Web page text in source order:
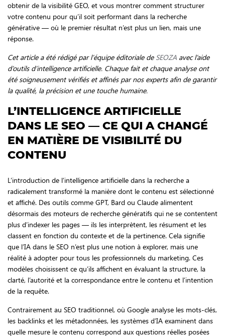
obtenir de la visibilité GEO, et vous montrer comment structurer
votre contenu pour qu’il soit performant dans la recherche
générative — où le premier résultat n’est plus un lien, mais une
réponse.
Cet article a été rédigé par l’équipe éditoriale de SEOZA avec l’aide
d’outils d’intelligence artificielle. Chaque fait et chaque analyse ont
été soigneusement vérifiés et affinés par nos experts afin de garantir
la qualité, la précision et une touche humaine.
L’INTELLIGENCE ARTIFICIELLE
DANS LE SEO — CE QUI A CHANGÉ
EN MATIÈRE DE VISIBILITÉ DU
CONTENU
L’introduction de l’intelligence artificielle dans la recherche a
radicalement transformé la manière dont le contenu est sélectionné
et affiché. Des outils comme GPT, Bard ou Claude alimentent
désormais des moteurs de recherche génératifs qui ne se contentent
plus d’indexer les pages — ils les interprètent, les résument et les
classent en fonction du contexte et de la pertinence. Cela signifie
que l’IA dans le SEO n’est plus une notion à explorer, mais une
réalité à adopter pour tous les professionnels du marketing. Ces
modèles choisissent ce qu’ils affichent en évaluant la structure, la
clarté, l’autorité et la correspondance entre le contenu et l’intention
de la requête.
Contrairement au SEO traditionnel, où Google analyse les mots-clés,
les backlinks et les métadonnées, les systèmes d’IA examinent dans
quelle mesure le contenu correspond aux questions réelles posées